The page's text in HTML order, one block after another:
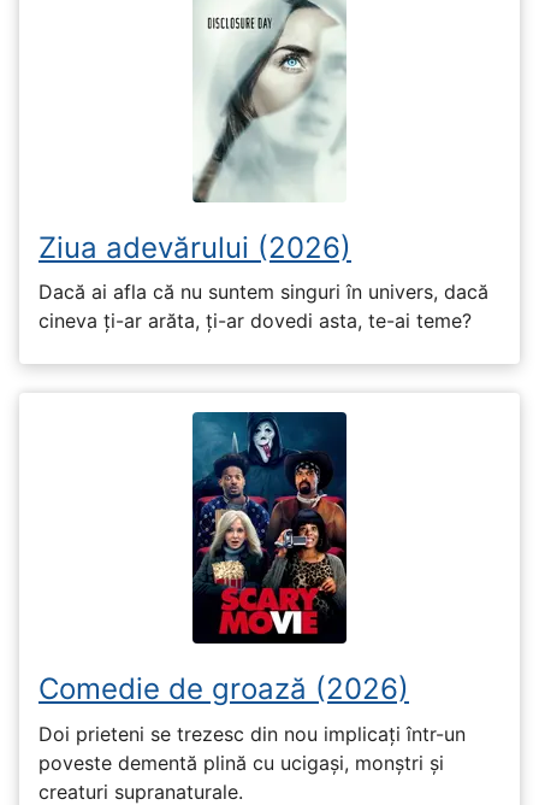
Ziua adevărului (2026)
Dacă ai afla că nu suntem singuri în univers, dacă
cineva ți-ar arăta, ți-ar dovedi asta, te-ai teme?
Comedie de groază (2026)
Doi prieteni se trezesc din nou implicați într-un
poveste dementă plină cu ucigași, monștri și
creaturi supranaturale.